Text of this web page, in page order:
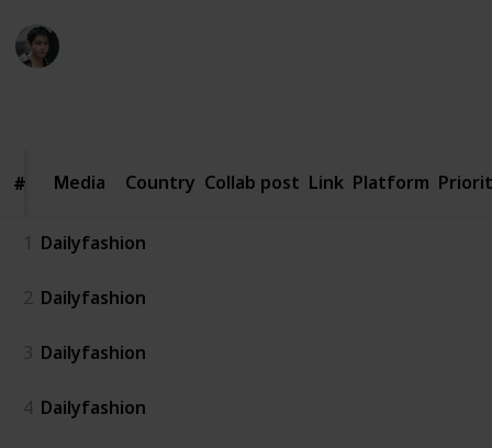
# Media
# Media Country Collab post Link Platform
1 Dailyfashion
2 Dailyfashion
3 Dailyfashion
4 Dailyfashion